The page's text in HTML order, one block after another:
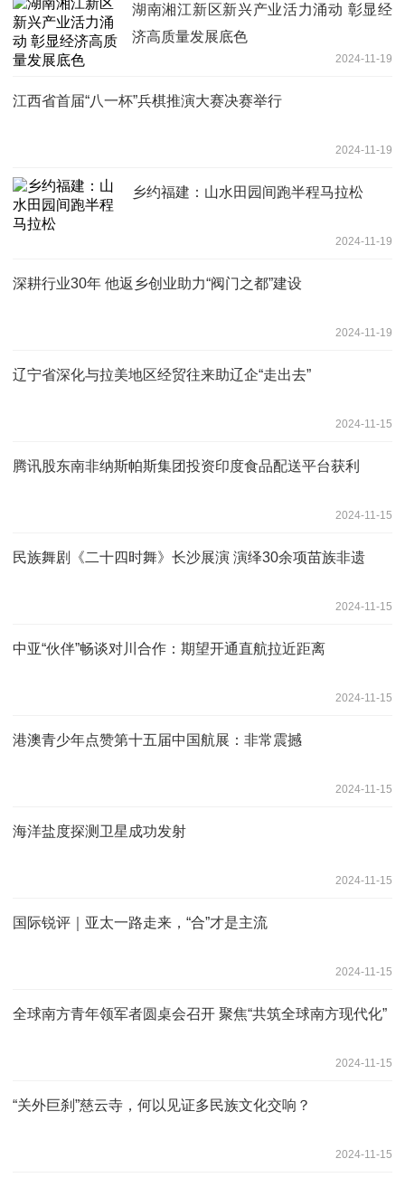
湖南湘江新区新兴产业活力涌动 彰显经
济高质量发展底色
2024-11-19
江西省首届“八一杯”兵棋推演大赛决赛举行
2024-11-19
乡约福建：山水田园间跑半程马拉松
2024-11-19
深耕行业30年 他返乡创业助力“阀门之都”建设
2024-11-19
辽宁省深化与拉美地区经贸往来助辽企“走出去”
2024-11-15
腾讯股东南非纳斯帕斯集团投资印度食品配送平台获利
2024-11-15
民族舞剧《二十四时舞》长沙展演 演绎30余项苗族非遗
2024-11-15
中亚“伙伴”畅谈对川合作：期望开通直航拉近距离
2024-11-15
港澳青少年点赞第十五届中国航展：非常震撼
2024-11-15
海洋盐度探测卫星成功发射
2024-11-15
国际锐评｜亚太一路走来，“合”才是主流
2024-11-15
全球南方青年领军者圆桌会召开 聚焦“共筑全球南方现代化”
2024-11-15
“关外巨刹”慈云寺，何以见证多民族文化交响？
2024-11-15